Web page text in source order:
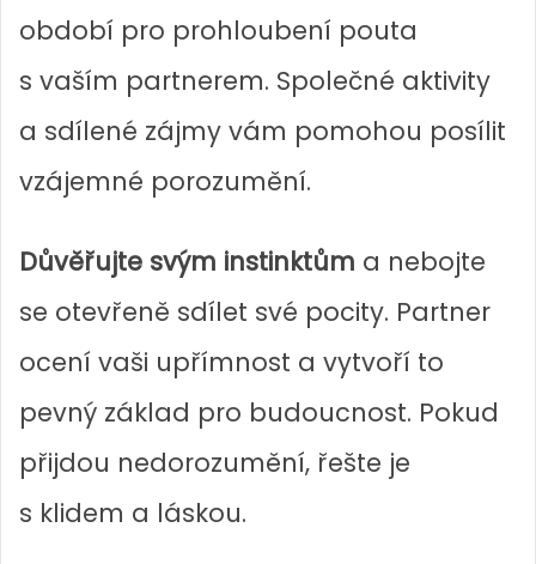
období pro prohloubení pouta
s vaším partnerem. Společné aktivity
a sdílené zájmy vám pomohou posílit
vzájemné porozumění.
Důvěřujte svým instinktům a nebojte
se otevřeně sdílet své pocity. Partner
ocení vaši upřímnost a vytvoří to
pevný základ pro budoucnost. Pokud
přijdou nedorozumění, řešte je
s klidem a láskou.